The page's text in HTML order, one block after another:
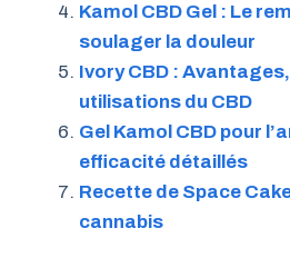
Kamol CBD Gel : Le
soulager la douleur
Ivory CBD :
utilisations du CBD
Gel Kamol CBD pour
efficacité détaillés
Recette de Space
cannabis